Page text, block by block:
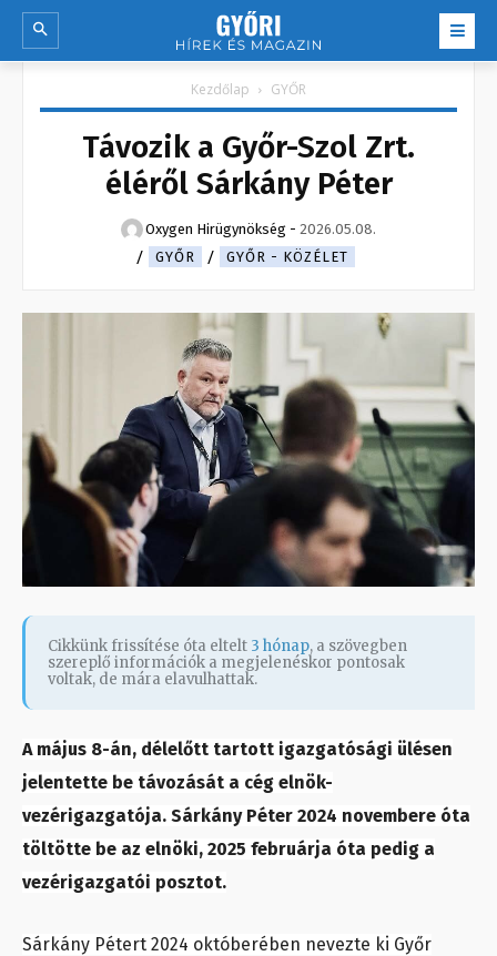
Kezdőlap GYŐR
Távozik a Győr-Szol Zrt.
éléről Sárkány Péter
Oxygen Hirügynökség - 2026.05.08.
GYŐR
GYŐR - KÖZÉLET
Cikkünk frissítése óta eltelt 3 hónap, a szövegben
szereplő információk a megjelenéskor pontosak
voltak, de mára elavulhattak.
A május 8-án, délelőtt tartott igazgatósági ülésen
jelentette be távozását a cég elnök-
vezérigazgatója. Sárkány Péter 2024 novembere óta
töltötte be az elnöki, 2025 februárja óta pedig a
vezérigazgatói posztot.
Sárkány Pétert 2024 októberében nevezte ki Győr